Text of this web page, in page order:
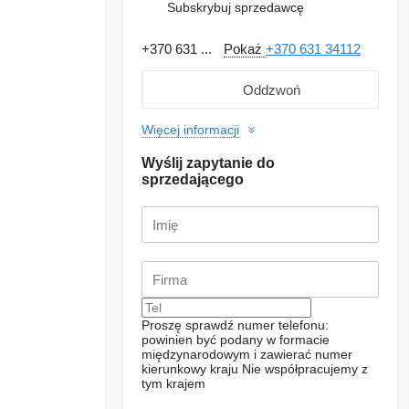
Subskrybuj sprzedawcę
+370 631 ... Pokaż+370 631 34112
Oddzwoń
Więcej informacji
Wyślij zapytanie do
sprzedającego
Proszę sprawdź numer telefonu:
powinien być podany w formacie
międzynarodowym i zawierać numer
kierunkowy kraju Nie współpracujemy z
tym krajem